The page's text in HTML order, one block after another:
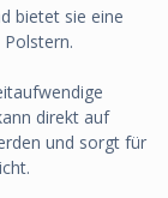
bietet sie eine
direkt auf
und sorgt für